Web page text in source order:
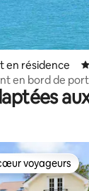
de 241
en résidence
en bord de
voyageurs les
voyageurs